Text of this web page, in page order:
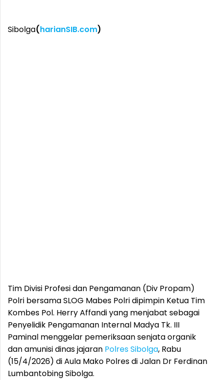
Sibolga(harianSIB.com)
Tim Divisi Profesi dan Pengamanan (Div Propam)
Polri bersama SLOG Mabes Polri dipimpin Ketua Tim
Kombes Pol. Herry Affandi yang menjabat sebagai
Penyelidik Pengamanan Internal Madya Tk. III
Paminal menggelar pemeriksaan senjata organik
dan amunisi dinas jajaran Polres Sibolga, Rabu
(15/4/2026) di Aula Mako Polres di Jalan Dr Ferdinan
Lumbantobing Sibolga.